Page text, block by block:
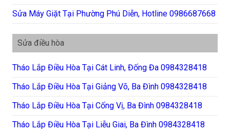
Sửa Máy Giặt Tại Phường Phú Diễn, Hotline 0986687668
Sửa điều hòa
Tháo Lắp Điều Hòa Tại Cát Linh, Đống Đa 0984328418
Tháo Lắp Điều Hòa Tại Giảng Võ, Ba Đình 0984328418
Tháo Lắp Điều Hòa Tại Cống Vị, Ba Đình 0984328418
Tháo Lắp Điều Hòa Tại Liễu Giai, Ba Đình 0984328418